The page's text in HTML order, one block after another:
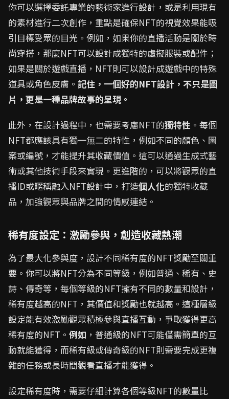
你可以選擇委託專業的藝術家進行設計，或是利用現有
的素材進行二次創作，重點是確保NFT的視覺效果能吸
引目標受眾的目光。例如，如果你的直播活動是關於時
尚穿搭，那麼NFT可以設計成獨特的虛擬服裝或配件；
如果是關於遊戲直播，NFT則可以設計成遊戲中的特殊
道具或角色皮膚。 記住，一個好的NFT設計，不只是圖
片，更是一種品牌故事的呈現。
此外，在設計過程中，也需要考慮NFT的獨特性 。每個
NFT都應該具有獨一無二的特性，例如不同的顏色、圖
案或編號，才能提升其收藏價值。這可以通過生成式藝
術或其他技術手段來實現。更進階的，可以將觀眾的直
播ID或暱稱融入NFT設計中，打造個人化的獨特收藏
品，加強觀眾與品牌之間的情感連結。
稀有度設定：激勵參與，創造收藏熱潮
為了最大化參與度，設計不同稀有度的NFT獎勵至關重
要。你可以將NFT分為不同等級，例如普通、稀有、史
詩、傳奇等，每個等級的NFT擁有不同的數量和設計，
稀有度越高的NFT，其價值和獎勵也就越高。這種層級
設定能有效激勵觀眾積極參與直播互動，爭取獲得更高
稀有度的NFT。 例如 ，普通級的NFT可能僅需簡單的互
動就能獲得，而稀有級或傳奇級的NFT則需要完成更複
雜的任務或長時間觀看直播才能獲得。
設定稀有度時，需要仔細計算各個等級NFT的數量比